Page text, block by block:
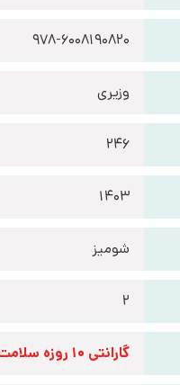
978-6008190820
وزیری
246
1403
شومیز
2
گارانتی 10 روزه سلامت فیزیکی کتاب